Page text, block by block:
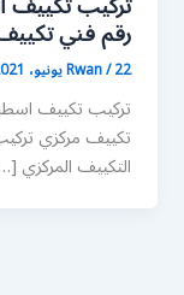
رقم فني
Rwan/22 يونيو، 2021
تركيب تكييف
تكييف مركزي
التكييف المركزي